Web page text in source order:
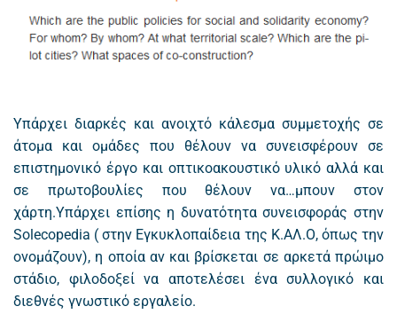
Yπάρχει διαρκές και ανοιχτό κάλεσμα συμμετοχής σε
άτομα και ομάδες που θέλουν να συνεισφέρουν σε
επιστημονικό έργο και οπτικοακουστικό υλικό αλλά και
σε πρωτοβουλίες που θέλουν να…μπουν στον
χάρτη.Υπάρχει επίσης η δυνατότητα συνεισφοράς στην
Solecopedia ( στην Εγκυκλοπαίδεια της Κ.ΑΛ.Ο, όπως την
ονομάζουν), η οποία αν και βρίσκεται σε αρκετά πρώιμο
στάδιο, φιλοδοξεί να αποτελέσει ένα συλλογικό και
διεθνές γνωστικό εργαλείο.